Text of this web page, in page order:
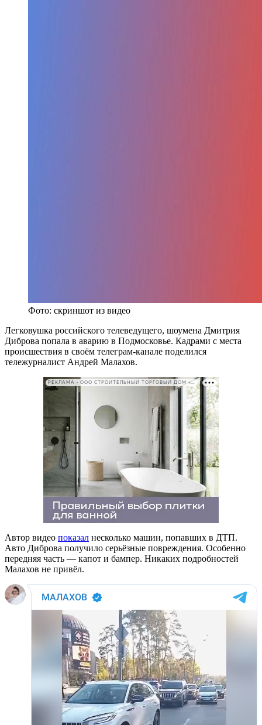
Фото: скриншот из видео
Легковушка российского телеведущего, шоумена Дмитрия
Диброва попала в аварию в Подмосковье. Кадрами с места
происшествия в своём телеграм-канале поделился
тележурналист Андрей Малахов.
РЕКЛАМА • ООО СТРОИТЕЛЬНЫЙ ТОРГОВЫЙ ДОМ «ПЕТРОВИЧ». ИНН: 7802348846
Автор видео показал несколько машин, попавших в ДТП.
Авто Диброва получило серьёзные повреждения. Особенно
передняя часть — капот и бампер. Никаких подробностей
Малахов не привёл.